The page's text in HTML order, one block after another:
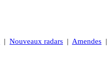
| Nouveaux radars | Amendes